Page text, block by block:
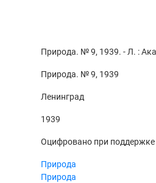
Природа. № 9, 1939. - Л. :
Природа. № 9, 1939
Ленинград
1939
Оцифровано при
Природа
Природа